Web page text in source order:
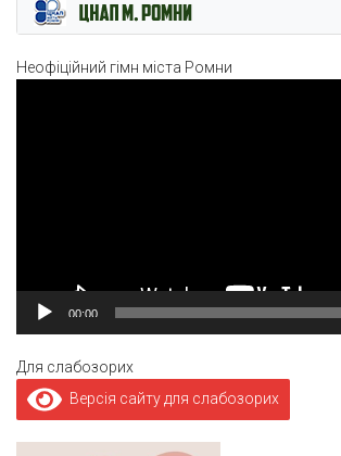
Неофіційний гімн міста Ромни
00:00
Для слабозорих
Версія сайту для слабозорих